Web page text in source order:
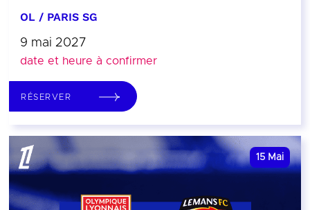
OL / PARIS SG
9 mai 2027
date et heure à confirmer
RÉSERVER
15 Mai